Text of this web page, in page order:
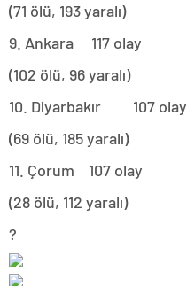
(71 ölü, 193 yaralı)
9. Ankara 117 olay
(102 ölü, 96 yaralı)
10. Diyarbakır 107 olay
(69 ölü, 185 yaralı)
11. Çorum 107 olay
(28 ölü, 112 yaralı)
?